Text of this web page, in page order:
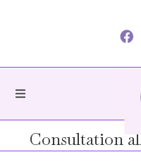
Consultation